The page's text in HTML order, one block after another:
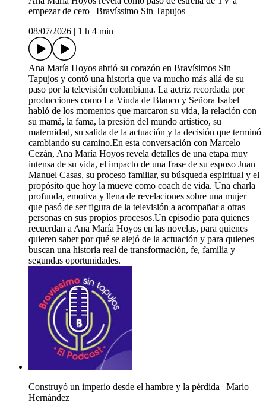
empezar de cero | Bravíssimo Sin Tapujos
08/07/2026
1 h 4 min
Ana María Hoyos abrió su corazón en Bravísimos Sin
Tapujos y contó una historia que va mucho más allá de su
paso por la televisión colombiana. La actriz recordada por
producciones como La Viuda de Blanco y Señora Isabel
habló de los momentos que marcaron su vida, la relación con
su mamá, la fama, la presión del mundo artístico, su
maternidad, su salida de la actuación y la decisión que terminó
cambiando su camino.En esta conversación con Marcelo
Cezán, Ana María Hoyos revela detalles de una etapa muy
intensa de su vida, el impacto de una frase de su esposo Juan
Manuel Casas, su proceso familiar, su búsqueda espiritual y el
propósito que hoy la mueve como coach de vida. Una charla
profunda, emotiva y llena de revelaciones sobre una mujer
que pasó de ser figura de la televisión a acompañar a otras
personas en sus propios procesos.Un episodio para quienes
recuerdan a Ana María Hoyos en las novelas, para quienes
quieren saber por qué se alejó de la actuación y para quienes
buscan una historia real de transformación, fe, familia y
segundas oportunidades.
Construyó un imperio desde el hambre y la pérdida | Mario
Hernández